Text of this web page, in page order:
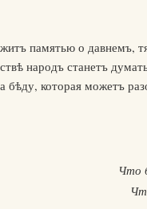
памятью о
народъ станетъ
бѣду, которая можетъ
Что